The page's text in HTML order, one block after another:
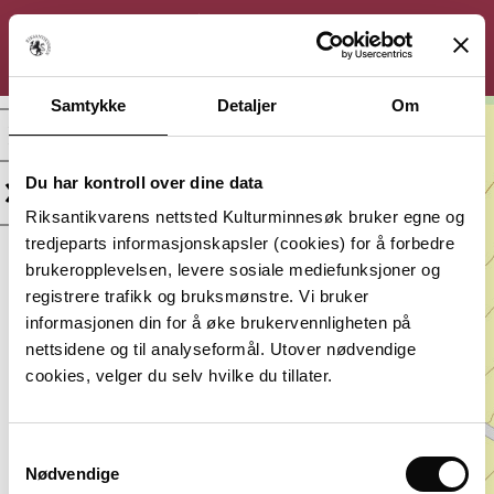
Samtykke Detaljer Om
Du har kontroll over dine data
Riksantikvarens nettsted Kulturminnesøk bruker egne og
tredjeparts informasjonskapsler (cookies) for å forbedre
brukeropplevelsen, levere sosiale mediefunksjoner og
registrere trafikk og bruksmønstre. Vi bruker
informasjonen din for å øke brukervennligheten på
nettsidene og til analyseformål. Utover nødvendige
cookies, velger du selv hvilke du tillater.
Nødvendige
Arkeologisk
minne
Agder, Farsund
Vernestatus:
Automatisk
fredet
Datering:
Jernalder
Lagt inn av:
KULTURMINNESØK